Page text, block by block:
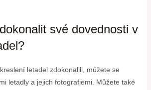
své dovednosti v
letadel zdokonalili, můžete se
letadly a jejich fotografiemi. Můžete také